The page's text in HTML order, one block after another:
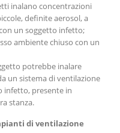
inalano concentrazioni
definite aerosol, a
un soggetto infetto;
ambiente chiuso con un
potrebbe inalare
un sistema di ventilazione
infetto, presente in
stanza.
di ventilazione